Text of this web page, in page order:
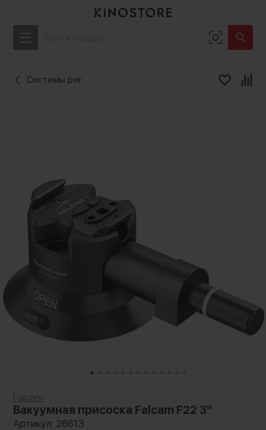
Системы риг
Вакуумная присоска Falcam F22 3"
Артикул: 26613